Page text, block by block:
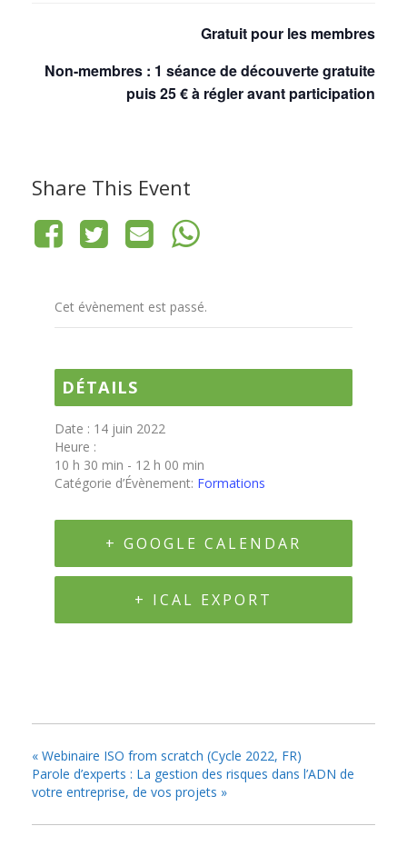
Gratuit pour les membres
Non-membres : 1 séance de découverte gratuite
puis 25 € à régler avant participation
Share This Event
Cet évènement est passé.
DÉTAILS
Date : 14 juin 2022
Heure :
10 h 30 min - 12 h 00 min
Catégorie d’Évènement: Formations
+ GOOGLE CALENDAR
+ ICAL EXPORT
« Webinaire ISO from scratch (Cycle 2022, FR)
Parole d’experts : La gestion des risques dans l’ADN de
votre entreprise, de vos projets »